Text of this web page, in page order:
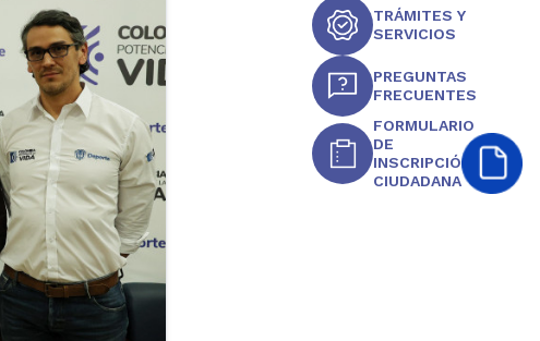
TRÁMITES Y
SERVICIOS
PREGUNTAS
FRECUENTES
FORMULARIO
DE
INSCRIPCIÓN
CIUDADANA